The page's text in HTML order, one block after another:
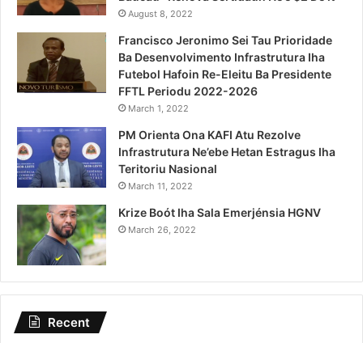
August 8, 2022
Francisco Jeronimo Sei Tau Prioridade
Ba Desenvolvimento Infrastrutura Iha
Futebol Hafoin Re-Eleitu Ba Presidente
FFTL Periodu 2022-2026
March 1, 2022
PM Orienta Ona KAFI Atu Rezolve
Infrastrutura Ne’ebe Hetan Estragus Iha
Teritoriu Nasional
March 11, 2022
Krize Boót Iha Sala Emerjénsia HGNV
March 26, 2022
Recent